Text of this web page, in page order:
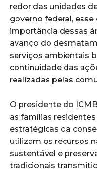
redor das unidades
governo federal, esse
importância dessas
avanço do
serviços ambientais
continuidade das
realizadas pelas
O presidente do
as famílias
estratégicas da
utilizam os recursos
sustentável e
tradicionais